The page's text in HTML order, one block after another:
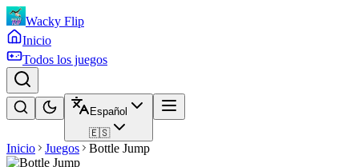
Wacky Flip
Inicio
Todos los juegos
Español
🇪🇸
Inicio Juegos Bottle Jump